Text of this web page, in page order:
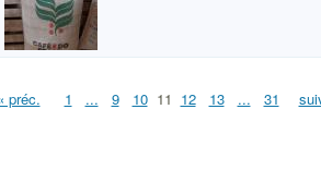
préc. 1 ... 9 10 11 12 13 ... 31